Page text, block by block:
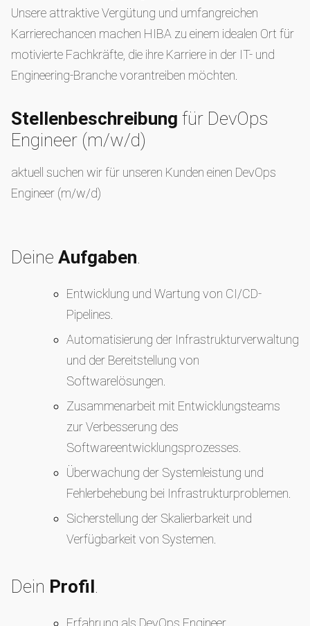
Unsere attraktive Vergütung und umfangreichen
Karrierechancen machen HIBA zu einem idealen Ort für
motivierte Fachkräfte, die ihre Karriere in der IT- und
Engineering-Branche vorantreiben möchten.
Stellenbeschreibung für DevOps
Engineer (m/w/d)
aktuell suchen wir für unseren Kunden einen DevOps
Engineer (m/w/d)
Deine Aufgaben.
Entwicklung und Wartung von CI/CD-
Pipelines.
Automatisierung der Infrastrukturverwaltung
und der Bereitstellung von
Softwarelösungen.
Zusammenarbeit mit Entwicklungsteams
zur Verbesserung des
Softwareentwicklungsprozesses.
Überwachung der Systemleistung und
Fehlerbehebung bei Infrastrukturproblemen.
Sicherstellung der Skalierbarkeit und
Verfügbarkeit von Systemen.
Dein Profil.
Erfahrung als DevOps Engineer.